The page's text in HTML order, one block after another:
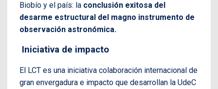
Biobío y el país: la conclusión exitosa del
desarme estructural del magno instrumento de
observación astronómica.
Iniciativa de impacto
El LCT es una iniciativa colaboración internacional de
gran envergadura e impacto que desarrollan la UdeC